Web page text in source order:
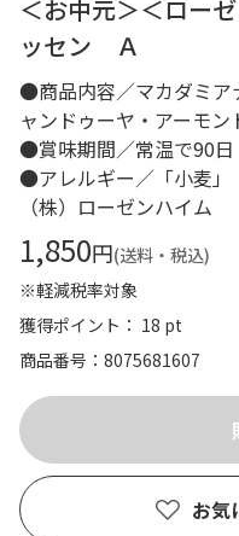
＜お中元＞＜ロー
ッセン Ａ
●商品内容／マカダミア
ャンドゥーヤ・アーモ
●賞味期間／常温で90日
●アレルギー／「小麦
（株）ローゼンハイム
1,850円(送料・税込)
※軽減税率対象
獲得ポイント： 18 pt
商品番号
8075681607
お気